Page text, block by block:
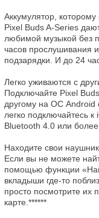
Аккумулятор,
Pixel Buds A-Series
любимой музыкой без
часов прослушивания
подзарядки. И до 24
Легко уживаются с
Подключайте Pixel
другому на ОС Android
легко подключайтесь
Bluetooth 4.0 или
Находите свои
Если вы не можете
помощью функции
вкладыши где-то
просто посмотрите их
карте.******